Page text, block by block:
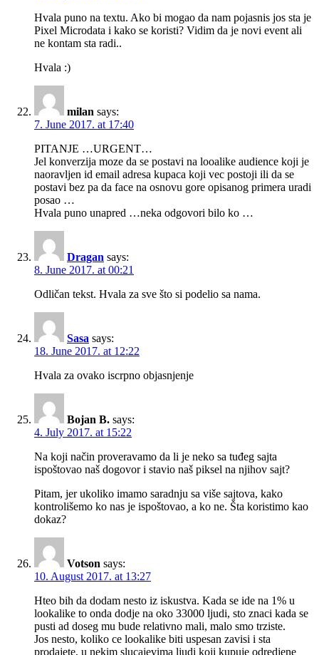
Hvala puno na textu. Ako bi mogao da nam pojasnis jos sta je
Pixel Microdata i kako se koristi? Vidim da je novi event ali
ne kontam sta radi..
Hvala :)
milan says:
7. June 2017. at 17:40
PITANJE …URGENT…
Jel konverzija moze da se postavi na looalike audience koji je
naoravljen id email adresa kupaca koji vec postoji ili da se
postavi bez pa da face na osnovu gore opisanog primera uradi
posao …
Hvala puno unapred …neka odgovori bilo ko …
Dragan says:
8. June 2017. at 00:21
Odličan tekst. Hvala za sve što si podelio sa nama.
Sasa says:
18. June 2017. at 12:22
Hvala za ovako iscrpno objasnjenje
Bojan B. says:
4. July 2017. at 15:22
Na koji način proveravamo da li je neko sa tuđeg sajta
ispoštovao naš dogovor i stavio naš piksel na njihov sajt?
Pitam, jer ukoliko imamo saradnju sa više sajtova, kako
kontrolišemo ko nas je ispoštovao, a ko ne. Šta koristimo kao
dokaz?
Votson says:
10. August 2017. at 13:27
Hteo bih da dodam nesto iz iskustva. Kada se ide na 1% u
lookalike to onda dodje na oko 33000 ljudi, sto znaci kada se
pusti ad doseg mu bude relativno mali, malo smo trziste.
Jos nesto, koliko ce lookalike biti uspesan zavisi i sta
prodajete, u nekim slucajevima ljudi koji kupuje odredjene